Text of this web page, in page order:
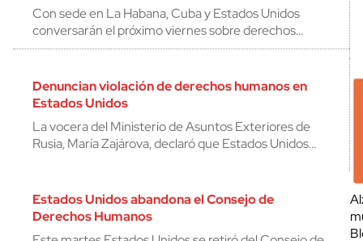
Con sede en La Habana, Cuba y Estados Unidos
conversarán el próximo viernes sobre derechos…
Denuncian violación de derechos humanos en
Estados Unidos
La vocera del Ministerio de Asuntos Exteriores de
Rusia, María Zajárova, declaró que Estados Unidos…
Estados Unidos abandona el Consejo de
Derechos Humanos